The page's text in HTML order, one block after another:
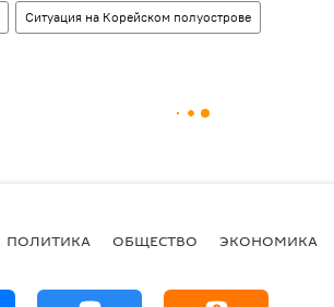
Ситуация на Корейском полуострове
ПОЛИТИКА ОБЩЕСТВО ЭКОНОМИКА